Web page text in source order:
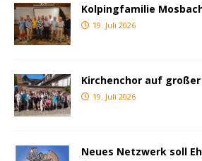
Kolpingfamilie
19. Juli 2026
Kirchenchor auf
19. Juli 2026
Neues Netzwerk soll